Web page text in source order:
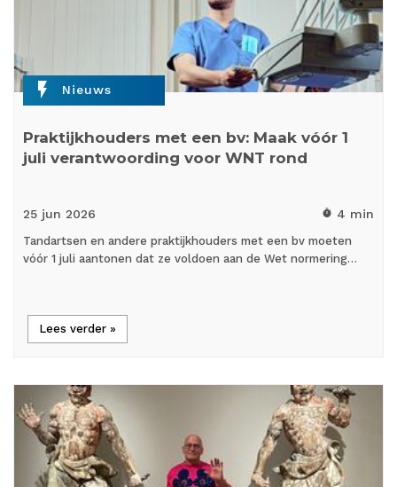
flash_on Nieuws
Praktijkhouders met een bv: Maak vóór 1
juli verantwoording voor WNT rond
25 jun 2026 timer 4 min
Tandartsen en andere praktijkhouders met een bv moeten
vóór 1 juli aantonen dat ze voldoen aan de Wet normering…
Lees verder »